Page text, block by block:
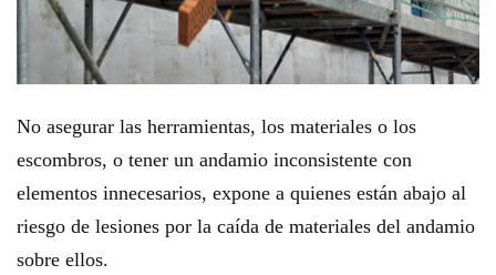
No asegurar las herramientas, los materiales o los
escombros, o tener un andamio inconsistente con
elementos innecesarios, expone a quienes están abajo al
riesgo de lesiones por la caída de materiales del andamio
sobre ellos.